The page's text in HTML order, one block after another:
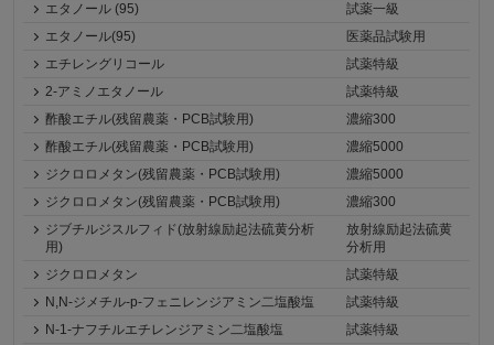
エタノール (95)
試薬一級
エタノール(95)
医薬品試験用
エチレングリコール
試薬特級
2-アミノエタノール
試薬特級
酢酸エチル(残留農薬・PCB試験用)
濃縮300
酢酸エチル(残留農薬・PCB試験用)
濃縮5000
ジクロロメタン(残留農薬・PCB試験用)
濃縮5000
ジクロロメタン(残留農薬・PCB試験用)
濃縮300
ジブチルジスルフィド(放射線励起法硫黄分析
用)
放射線励起法硫黄
分析用
ジクロロメタン
試薬特級
N,N-ジメチル-p-フェニレンジアミン二塩酸塩
試薬特級
N-1-ナフチルエチレンジアミン二塩酸塩
試薬特級